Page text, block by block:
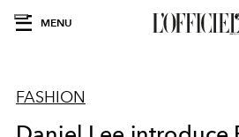
MENU
FASHION